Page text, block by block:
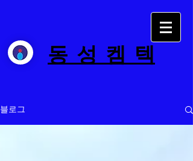
동 성 켐 텍
블로그